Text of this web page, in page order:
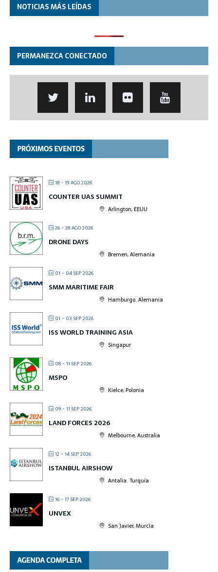
NOTICIAS MÁS LEÍDAS
PERMANEZCA CONECTADO
18 - 19 AGO 2026
COUNTER UAS SUMMIT
Arlington, EEUU
26 - 28 AGO 2026
DRONE DAYS
Bremen, Alemania
01 - 04 SEP 2026
SMM MARITIME FAIR
Hamburgo. Alemania
01 - 03 SEP 2026
ISS WORLD TRAINING ASIA
Singapur
08 - 11 SEP 2026
MSPO
Kielce, Polonia
09 - 11 SEP 2026
LAND FORCES 2026
Melbourne, Australia
12 - 14 SEP 2026
ISTANBUL AIRSHOW
Antalia. Turquía
16 - 17 SEP 2026
UNVEX
San Javier, Murcia